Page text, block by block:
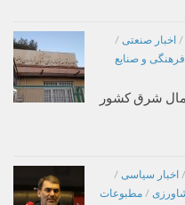
/ اخبار صنعتی /
فرهنگی و صنایع
شمال شرق کشور
/ اخبار سیاسی /
/ مطبوعات